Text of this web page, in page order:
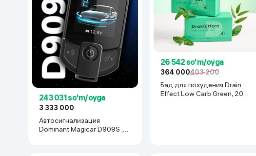
243 031 so'm/oyga
3 333 000
Автосигнализация
Dominant Magicar D909S ,
26 542 so'm/oyga
364 000403 200
Бад для похудения Drain
Effect Low Carb Green, 20